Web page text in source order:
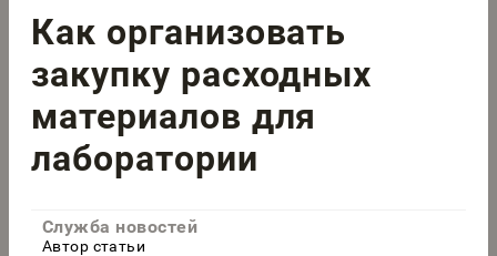
Как организовать
закупку расходных
материалов для
лаборатории
Служба новостей
Автор статьи